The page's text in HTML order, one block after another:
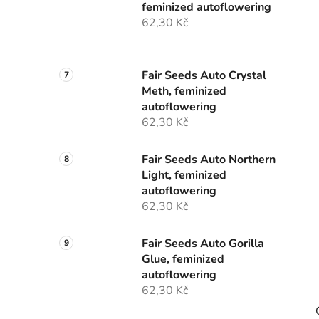
feminized autoflowering
62,30 Kč
Fair Seeds Auto Crystal
Meth, feminized
autoflowering
62,30 Kč
Fair Seeds Auto Northern
Light, feminized
autoflowering
62,30 Kč
Fair Seeds Auto Gorilla
Glue, feminized
autoflowering
62,30 Kč